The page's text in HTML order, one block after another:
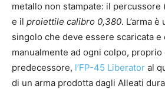
metallo non stampate: il percussore
e il proiettile calibro 0,380. L’arma
singolo che deve essere scaricata e
manualmente ad ogni colpo, proprio
predecessore, l’FP-45 Liberator al
di un arma prodotta dagli Alleati